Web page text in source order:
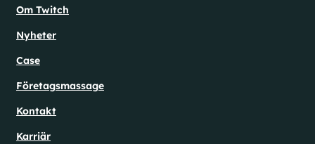
Om Twitch
Nyheter
Case
Företagsmassage
Kontakt
Karriär